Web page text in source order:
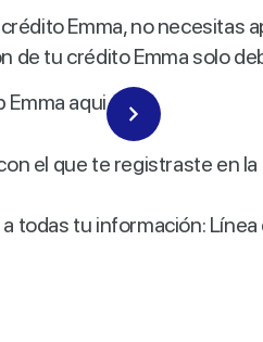
Emma, no necesitas
de tu crédito Emma solo
Emma aqui
el que te registraste en
todas tu información: